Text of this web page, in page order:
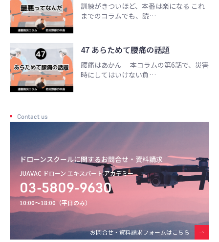
訓練がきついほど、本番は楽になる これ
までのコラムでも、読…
47 あらためて腰痛の話題
腰痛はあかん 本コラムの第6話で、災害
時にしてはいけない負…
Contact us
ドローンスクールに関するお問合せ・資料請求
JUAVAC ドローン エキスパート アカデミー
03-5809-9630
10:00〜18:00（平日のみ）
お問合せ・資料請求フォームはこちら